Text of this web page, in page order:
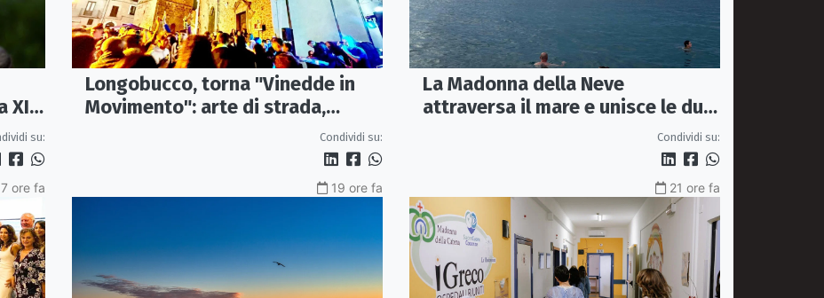
XII
su:
Longobucco, torna "Vinedde in
Movimento": arte di strada,
musica e sapori fanno rivivere il
Condividi su:
La Madonna della Neve
attraversa il mare e unisce le due
Condividi su:
ore fa 19 ore fa 21 ore fa